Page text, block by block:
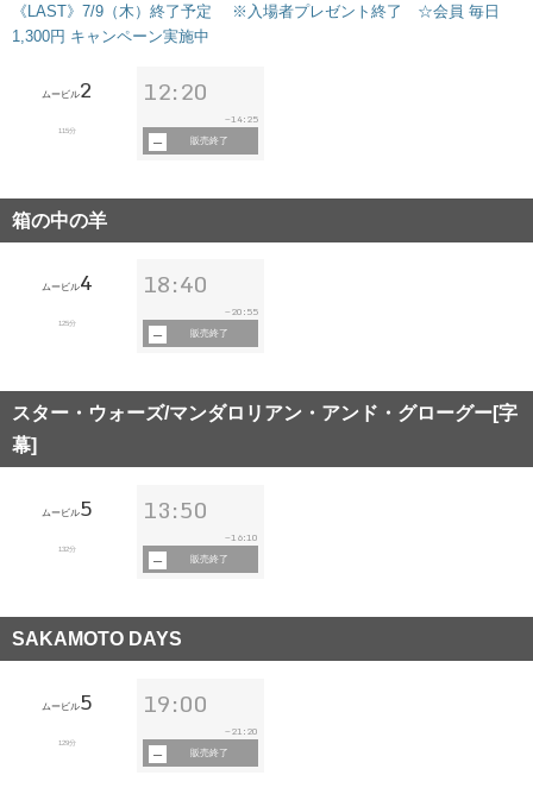
《LAST》7/9（木）終了予定 ※入場者プレゼント終了 ☆会員 毎日
1,300円 キャンペーン実施中
ムービル2
115分
12:20
~ 14:25
販売終了
箱の中の羊
ムービル4
125分
18:40
~ 20:55
販売終了
スター・ウォーズ/マンダロリアン・アンド・グローグー[字
幕]
ムービル5
132分
13:50
~16:10
販売終了
SAKAMOTO DAYS
ムービル5
129分
19:00
~ 21:20
販売終了